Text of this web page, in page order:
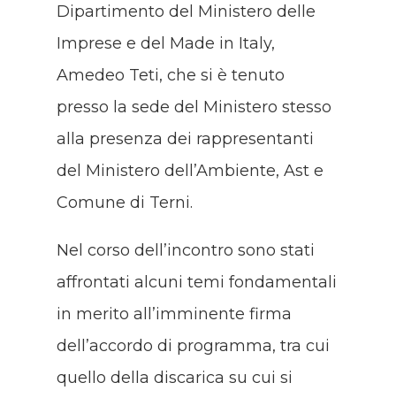
Dipartimento del Ministero delle
Imprese e del Made in Italy,
Amedeo Teti, che si è tenuto
presso la sede del Ministero stesso
alla presenza dei rappresentanti
del Ministero dell’Ambiente, Ast e
Comune di Terni.
Nel corso dell’incontro sono stati
affrontati alcuni temi fondamentali
in merito all’imminente firma
dell’accordo di programma, tra cui
quello della discarica su cui si